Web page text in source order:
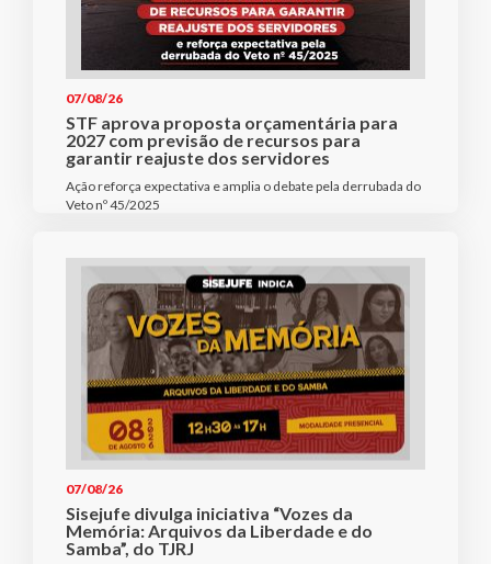
07/08/26
STF aprova proposta orçamentária para
2027 com previsão de recursos para
garantir reajuste dos servidores
Ação reforça expectativa e amplia o debate pela derrubada do
Veto nº 45/2025
07/08/26
Sisejufe divulga iniciativa “Vozes da
Memória: Arquivos da Liberdade e do
Samba”, do TJRJ